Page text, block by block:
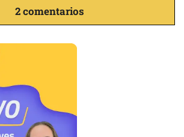
2 comentarios